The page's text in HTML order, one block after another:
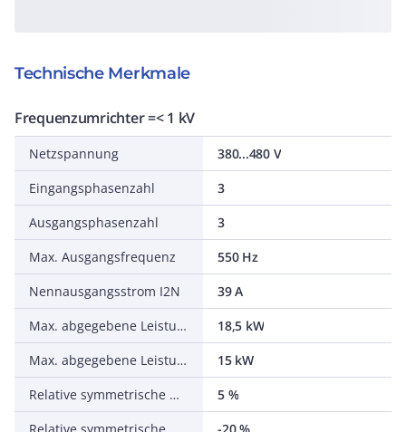
Technische Merkmale
Frequenzumrichter =< 1 kV
Netzspannung
380...480 V
Eingangsphasenzahl
3
Ausgangsphasenzahl
3
Max. Ausgangsfrequenz
550 Hz
Nennausgangsstrom I2N
39 A
Max. abgegebene Leistung bei quadrat. Belastung bei Bemessungsausgangsspannung
18,5 kW
Max. abgegebene Leistung bei linearer Belastung bei Bemessungsausgangsspannung
15 kW
Relative symmetrische Netzfrequenztoleranz
5 %